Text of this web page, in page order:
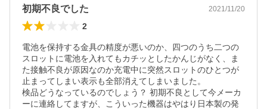
初期不良でした 2021/11/20
2
電池を保持する金具の精度が悪いのか、四つのうち二つの
スロットに電池を入れてもカチッとしたかんじがなく、ま
た接触不良が原因なのか充電中に突然スロットのひとつが
止まってしまい表示も全部消えてしまいました。
検品どうなっているのでしょう？ 初期不良として今メーカ
ーに連絡してますが、こういった機器はやはり日本製の発